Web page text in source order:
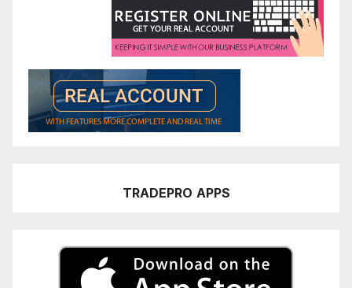
TRADEPRO APPS